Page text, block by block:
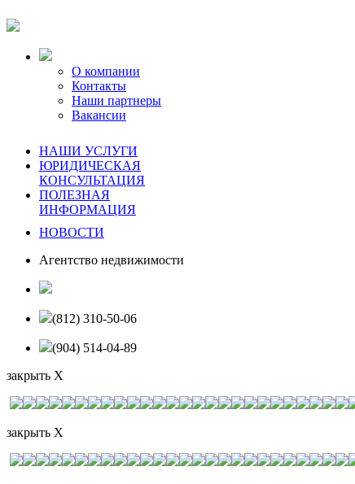
О компании
Контакты
Наши партнеры
Вакансии
НАШИ УСЛУГИ
ЮРИДИЧЕСКАЯ
КОНСУЛЬТАЦИЯ
ПОЛЕЗНАЯ
ИНФОРМАЦИЯ
НОВОСТИ
Агентство недвижимости
(812) 310-50-06
(904) 514-04-89
закрыть X
закрыть X